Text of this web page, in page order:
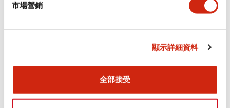
市場營銷
顯示詳細資料
全部接受
環境規範
安裝和安裝規範